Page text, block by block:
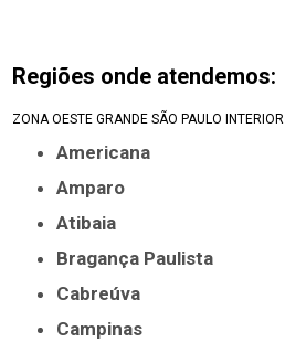
Regiões onde atendemos:
ZONA OESTE GRANDE SÃO PAULO INTERIOR
Americana
Amparo
Atibaia
Bragança Paulista
Cabreúva
Campinas